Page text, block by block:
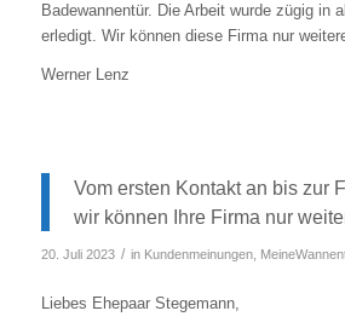
Badewannentür. Die Arbeit wurde zügig in
erledigt. Wir können diese Firma nur
Werner Lenz
Vom ersten Kontakt an bis zur
wir können Ihre Firma nur
20. Juli 2023 / in Kundenmeinungen,
Liebes Ehepaar Stegemann,